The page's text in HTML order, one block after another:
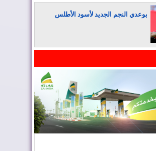
بوعدي النجم الجديد لأسود الأطلس
المغرب يعزز موقعه في صناعة الطيران